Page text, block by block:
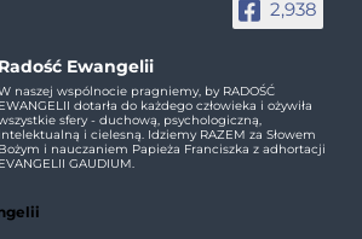
2,938
Radość Ewangelii
naszej wspólnocie pragniemy, by RADOŚĆ
EWANGELII dotarła do każdego człowieka i ożywiła
sfery - duchową, psychologiczną,
intelektualną i cielesną. Idziemy RAZEM za Słowem
Bożym i nauczaniem Papieża Franciszka z adhortacji
EVANGELII GAUDIUM.